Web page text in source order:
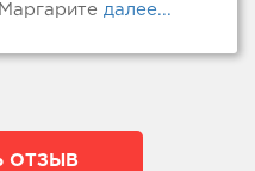
далее...
ОТЗЫВ